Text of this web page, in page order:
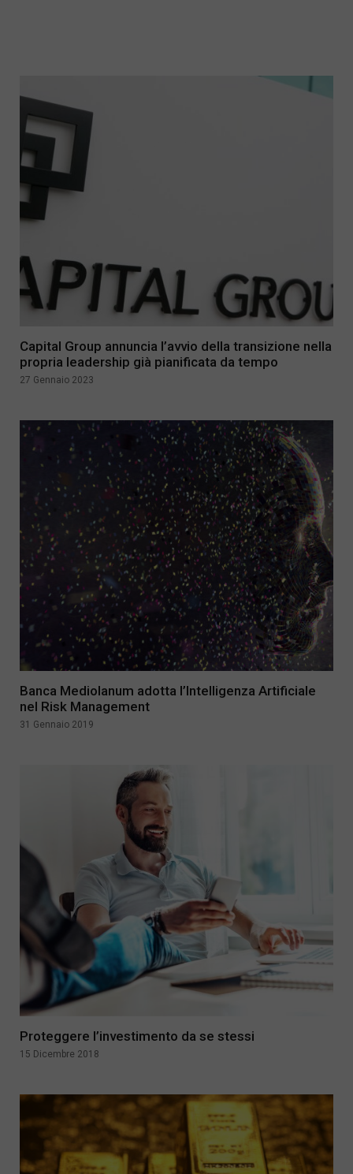
Capital Group annuncia l’avvio della transizione nella
propria leadership già pianificata da tempo
27 Gennaio 2023
Banca Mediolanum adotta l’Intelligenza Artificiale
nel Risk Management
31 Gennaio 2019
Proteggere l’investimento da se stessi
15 Dicembre 2018